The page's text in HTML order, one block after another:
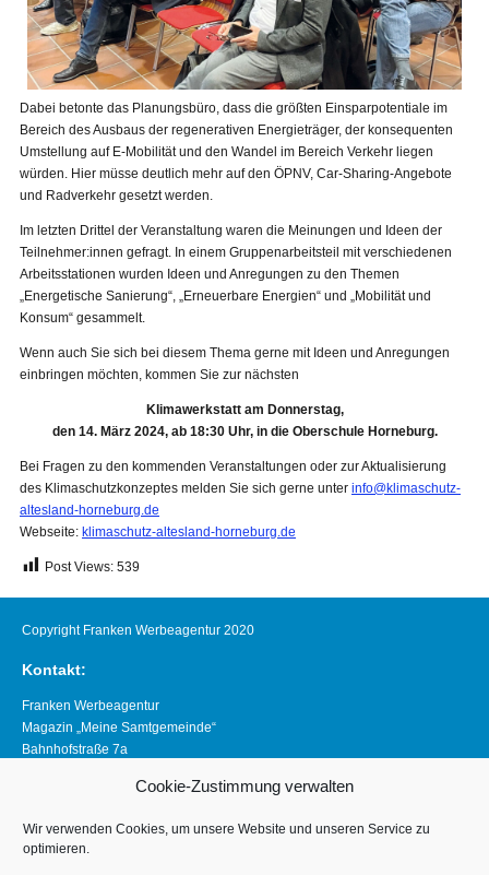
Cookie-Zustimmung verwalten
Wir verwenden Cookies, um unsere Website und unseren Service zu
optimieren.
Dabei betonte das Planungsbüro, dass die größten Einsparpotentiale im
Bereich des Ausbaus der regenerativen Energieträger, der konsequenten
Umstellung auf E-Mobilität und den Wandel im Bereich Verkehr liegen
würden. Hier müsse deutlich mehr auf den ÖPNV, Car-Sharing-Angebote
und Radverkehr gesetzt werden.
Im letzten Drittel der Veranstaltung waren die Meinungen und Ideen der
Teilnehmer:innen gefragt. In einem Gruppenarbeitsteil mit verschiedenen
Arbeitsstationen wurden Ideen und Anregungen zu den Themen
„Energetische Sanierung“, „Erneuerbare Energien“ und „Mobilität und
Konsum“ gesammelt.
Wenn auch Sie sich bei diesem Thema gerne mit Ideen und Anregungen
einbringen möchten, kommen Sie zur nächsten
Klimawerkstatt am Donnerstag,
den 14. März 2024, ab 18:30 Uhr, in die Oberschule Horneburg.
Bei Fragen zu den kommenden Veranstaltungen oder zur Aktualisierung
des Klimaschutzkonzeptes melden Sie sich gerne unter info@klimaschutz-
altesland-horneburg.de
Webseite: klimaschutz-altesland-horneburg.de
Post Views: 539
Copyright Franken Werbeagentur 2020
Kontakt:
Franken Werbeagentur
Magazin „Meine Samtgemeinde“
Bahnhofstraße 7a
Telefon 04163 8390281
Links: